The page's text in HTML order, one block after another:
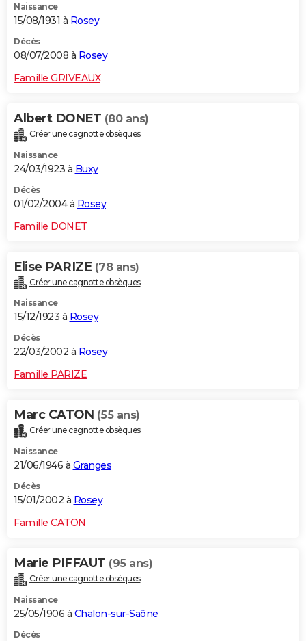
Naissance
15/08/1931 à Rosey
Décès
08/07/2008 à Rosey
Famille GRIVEAUX
Albert DONET (80 ans)
Créer une cagnotte obsèques
Naissance
24/03/1923 à Buxy
Décès
01/02/2004 à Rosey
Famille DONET
Elise PARIZE (78 ans)
Créer une cagnotte obsèques
Naissance
15/12/1923 à Rosey
Décès
22/03/2002 à Rosey
Famille PARIZE
Marc CATON (55 ans)
Créer une cagnotte obsèques
Naissance
21/06/1946 à Granges
Décès
15/01/2002 à Rosey
Famille CATON
Marie PIFFAUT (95 ans)
Créer une cagnotte obsèques
Naissance
25/05/1906 à Chalon-sur-Saône
Décès